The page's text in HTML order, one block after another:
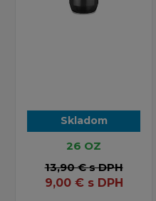
Skladom
26 OZ
13,90 €s DPH
9,00€ s DPH